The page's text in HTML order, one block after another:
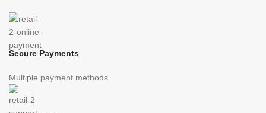
Secure Payments
Multiple payment methods